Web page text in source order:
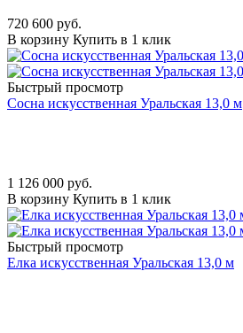
720 600 руб.
В корзину Купить в 1 клик
Быстрый просмотр
Сосна искусственная Уральская 13,0 м
1 126 000 руб.
В корзину Купить в 1 клик
Быстрый просмотр
Елка искусственная Уральская 13,0 м